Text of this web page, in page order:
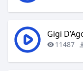
Gigi
11487